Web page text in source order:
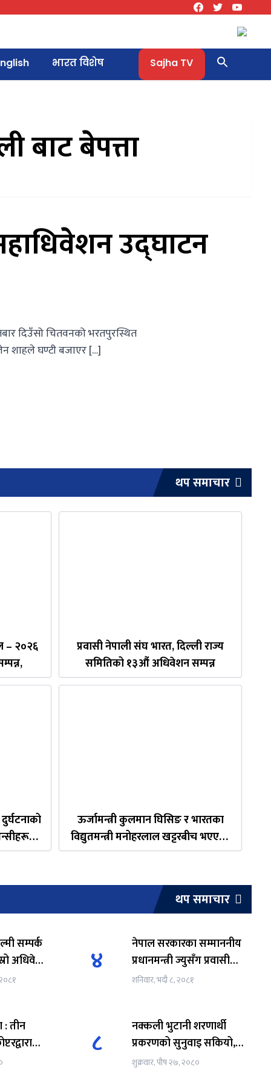
भारत विशेष Sajha TV
बाट बेपत्ता
उद्घाटन
दिउँसो चितवनको भरतपुरस्थित
शाहले घण्टी बजाएर […]
थप समाचार
– २०२६
प्रवासी नेपाली संघ भारत, दिल्ली राज्य
समितिको १३औं अधिवेशन सम्पन्न
विवरण
ऊर्जामन्त्री कुलमान घिसिङ र भारतका
विद्युतमन्त्री मनोहरलाल खट्टरबीच भएएका
सम्झौता यस्ता छन्
थप समाचार
सम्पर्क
अधिवेशन
४
नेपाल सरकारका सम्माननीय
प्रधानमन्त्री ज्युसँग प्रवासी
नेपाली संघका ईन्चार्ज हरि
शनिवार, भदौ ८, २०८१
: तीन
८
नक्कली भुटानी शरणार्थी
प्रकरणको सुनुवाइ सकियो,
भोलि निर्णय हुने
शुक्रवार, पौष २७, २०८०